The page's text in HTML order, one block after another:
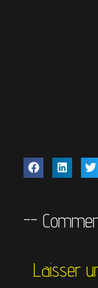
--
Laisser